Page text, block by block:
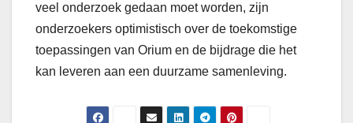
veel onderzoek gedaan moet worden, zijn
onderzoekers optimistisch over de toekomstige
toepassingen van Orium en de bijdrage die het
kan leveren aan een duurzame samenleving.